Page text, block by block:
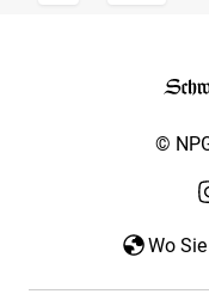
©
Wo